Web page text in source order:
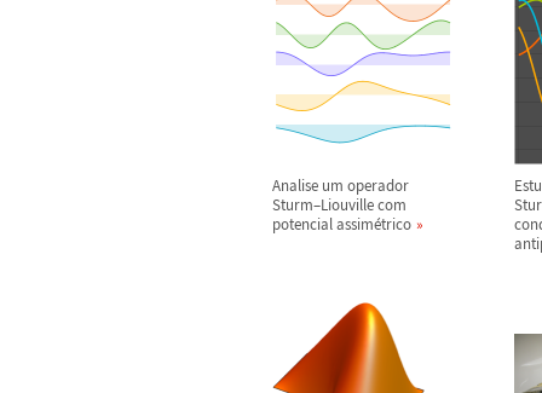
Analise um operador
Sturm–Liouville com
potencial assimétrico